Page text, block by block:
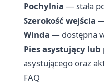
Pochylnia — stała
Szerokość wejścia
Winda — dostępna
Pies asystujący
asystującego oraz
FAQ